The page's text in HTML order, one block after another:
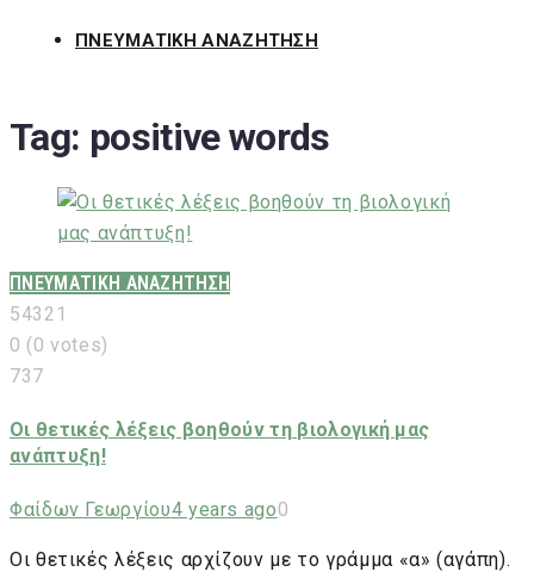
ΠΝΕΥΜΑΤΙΚΗ ΑΝΑΖΗΤΗΣΗ
Tag: positive words
ΠΝΕΥΜΑΤΙΚΗ ΑΝΑΖΗΤΗΣΗ
543 2 1
0 (0 votes)
737
Οι θετικές λέξεις βοηθούν τη βιολογική μας
ανάπτυξη!
Φαίδων Γεωργίου4 years ago0
Οι θετικές λέξεις αρχίζουν με το γράμμα «α» (αγάπη).